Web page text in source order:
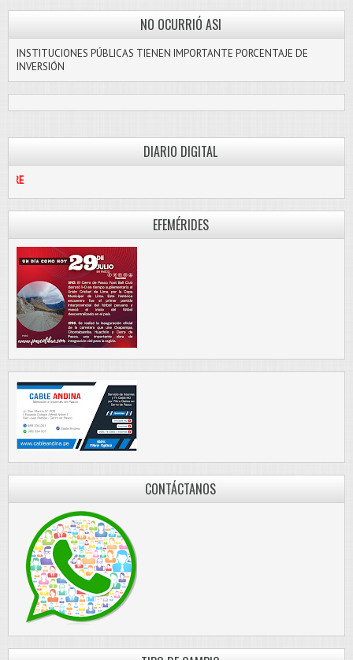
NO OCURRIÓ ASI
INSTITUCIONES PÚBLICAS TIENEN IMPORTANTE PORCENTAJE DE
INVERSIÓN
DIARIO DIGITAL
EFEMÉRIDES
CONTÁCTANOS